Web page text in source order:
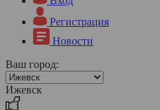
Регистрация
Новости
Ваш город:
Ижевск